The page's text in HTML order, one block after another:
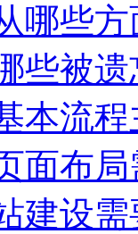
哪些
些被
本流
面布
建设